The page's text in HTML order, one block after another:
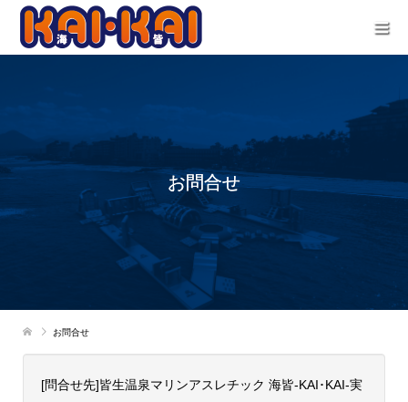
お問合せ
お問合せ
[問合せ先]皆生温泉マリンアスレチック 海皆-KAI･KAI-実